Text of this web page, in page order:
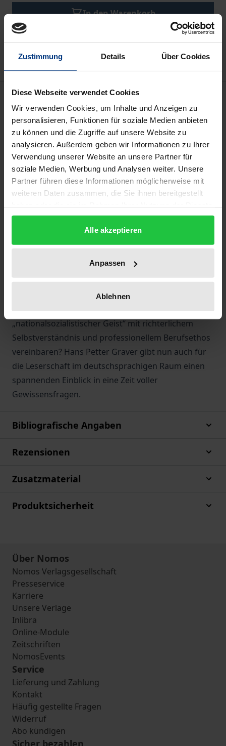
Zustimmung Details Über Cookies
Diese Webseite verwendet Cookies
Wir verwenden Cookies, um Inhalte und Anzeigen zu
personalisieren, Funktionen für soziale Medien anbieten
zu können und die Zugriffe auf unsere Website zu
analysieren. Außerdem geben wir Informationen zu Ihrer
Verwendung unserer Website an unsere Partner für
soziale Medien, Werbung und Analysen weiter. Unsere
Partner führen diese Informationen möglicherweise mit
weiteren Daten zusammen, die Sie ihnen bereitgestellt
gesammelt haben.
Alle akzeptieren
Anpassen
Ablehnen
In den Warenkorb
Zur Wunschliste hinzufügen
Hinweise zu Versandkosten
Beschreibung
Hans Petter Graver, seines Zeichens Ordinarius am
Institut für Privatrecht der Universität Oslo, arbeitet
in seinem Buch „Der Krieg der Richter“ die Rolle der
deutschen und norwegischen Gerichte während der
Besatzungszeit von 1940 bis 1945 auf. „Furchtbare
Juristen“ verrichteten während des Zweiten
zuletzt durch den Nasjonal Samling fast das
gesamte Rechtswesen erfasste, gab es auch Protest
in der Richterschaft. Wie ist jedoch der relativ
geringe Widerstand zu erklären? Wie ließen sich
„nationalsozialistischer Geist“ mit richterlichem
Selbstverständnis und professionellem Berufsethos
vereinbaren? Hans Petter Graver gibt nun auch für
die Leserschaft im deutschsprachigen Raum einen
spannenden Einblick in eine Zeit voller
Gewissensfragen.
Bibliografische Angaben
Rezensionen
Zusatzmaterial
Produktsicherheit
Über Nomos
Nomos Verlagsgesellschaft
Presseservice
Karriere
Unsere Verlage
Inlibra
Online-Module
Zeitschriften
NomosEvents
Service
Lieferung und Zahlung
Kontakt
Häufig gestellte Fragen
Widerruf
Abo kündigen
Sicher bezahlen